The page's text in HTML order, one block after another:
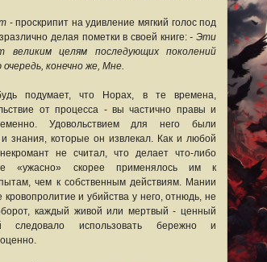
- проскрипит на удивление мягкий голос под
делая пометки в своей книге:- Эти
великим целям последующих поколений
конечно же, Мне.
подумает, что Норах, в те времена,
от процесса - вы частично правы и
Удовольствием для него были
знания, которые он извлекал. Как и любой
не считал, что делает что-либо
«ужасно» скорее применялось им к
чем к собственным действиям. Мании
и убийства у него, отнюдь, не
каждый живой или мертвый - ценный
следовало использовать бережно и